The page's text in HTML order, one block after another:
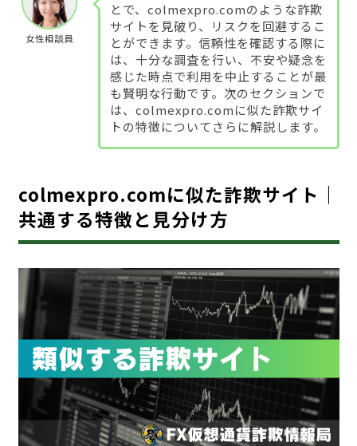
女性相談員
とで、colmexpro.comのような詐欺
サイトを見破り、リスクを回避するこ
とができます。信頼性を確認する際に
は、十分な調査を行い、不安や疑念を
感じた時点で利用を中止することが最
も賢明な行動です。次のセクションで
は、colmexpro.comに似た詐欺サイ
トの特徴についてさらに解説します。
colmexpro.comに似た詐欺サイト｜
共通する特徴と見分け方